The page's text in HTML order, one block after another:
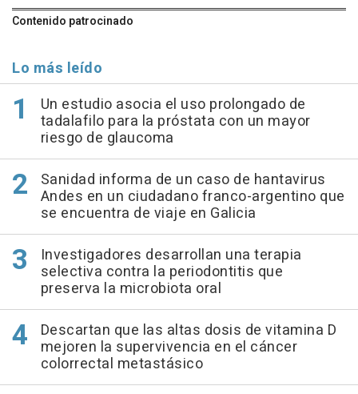
Contenido patrocinado
Lo más leído
Un estudio asocia el uso prolongado de
tadalafilo para la próstata con un mayor
riesgo de glaucoma
Sanidad informa de un caso de hantavirus
Andes en un ciudadano franco-argentino que
se encuentra de viaje en Galicia
Investigadores desarrollan una terapia
selectiva contra la periodontitis que
preserva la microbiota oral
Descartan que las altas dosis de vitamina D
mejoren la supervivencia en el cáncer
colorrectal metastásico